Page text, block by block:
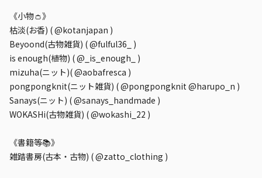
《小物👛》
枯淡(お香) ( @kotanjapan )
Beyoond(古物雑貨) ( @fulful36_ )
is enough(植物) ( @_is_enough_ )
mizuha(ニット)( @aobafresca )
pongpongknit(ニット雑貨) ( @pongpongknit @harupo_n )
Sanays(ニット) ( @sanays_handmade )
WOKASHi(古物雑貨) ( @wokashi_22 )
《書籍等📚》
雑踏書房(古本・古物) ( @zatto_clothing )